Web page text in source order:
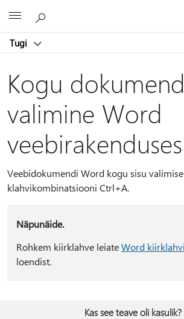
Tugi
Kogu
valimine Word
veebirakenduses
Veebidokumendi Word kogu sisu
klahvikombinatsiooni Ctrl+A.
Näpunäide.
Rohkem kiirklahve leiateWord
loendist.
Kas see teave oli kasulik?